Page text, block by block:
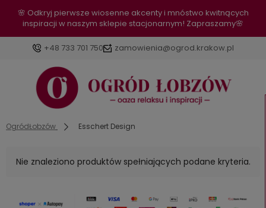
🌸 Odkryj pierwsze wiosenne akcenty i mnóstwo kwitnących
inspiracji w naszym sklepie stacjonarnym! Zapraszamy🌸
+48 733 701 750 zamowienia@ogrod.krakow.pl
OgródŁobzów Esschert Design
Nie znaleziono produktów spełniających podane kryteria.